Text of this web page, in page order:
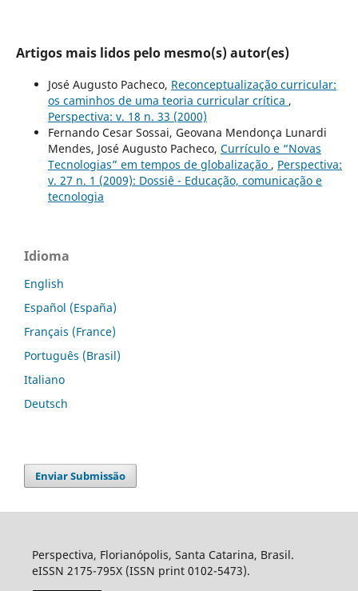
Artigos mais lidos pelo mesmo(s) autor(es)
José Augusto Pacheco, Reconceptualização curricular:
os caminhos de uma teoria curricular crítica ,
Perspectiva: v. 18 n. 33 (2000)
Fernando Cesar Sossai, Geovana Mendonça Lunardi
Mendes, José Augusto Pacheco, Currículo e “Novas
Tecnologias” em tempos de globalização , Perspectiva:
v. 27 n. 1 (2009): Dossiê - Educação, comunicação e
tecnologia
Idioma
English
Español (España)
Français (France)
Português (Brasil)
Italiano
Deutsch
Enviar Submissão
Perspectiva, Florianópolis, Santa Catarina, Brasil.
eISSN 2175-795X (ISSN print 0102-5473).